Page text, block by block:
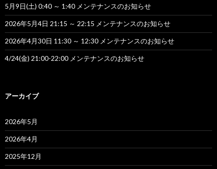
5月9日(土) 0:40 ～ 1:40 メンテナンスのお知らせ
2026年5月4日 21:15 ～ 22:15 メンテナンスのお知らせ
2026年4月30日 11:30 ～ 12:30 メンテナンスのお知らせ
4/24(金) 21:00-22:00 メンテナンスのお知らせ
アーカイブ
2026年5月
2026年4月
2025年12月